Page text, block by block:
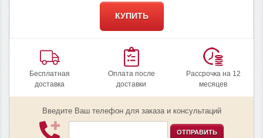
КУПИТЬ
Бесплатная
доставка
Оплата после
доставки
Рассрочка на 12
месяцев
Введите Ваш телефон для заказа и консультаций
ОТПРАВИТЬ